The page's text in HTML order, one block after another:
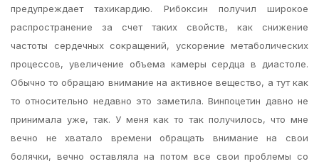
предупреждает тахикардию. Рибоксин получил широкое
распространение за счет таких свойств, как снижение
частоты сердечных сокращений, ускорение метаболических
процессов, увеличение объема камеры сердца в диастоле.
Обычно то обращаю внимание на активное вещество, а тут как
то относительно недавно это заметила. Винпоцетин давно не
принимала уже, так. У меня как то так получилось, что мне
вечно не хватало времени обращать внимание на свои
болячки, вечно оставляла на потом все свои проблемы со